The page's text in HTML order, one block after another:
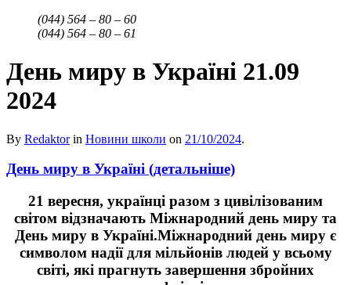
(044) 564 – 80 – 60
(044) 564 – 80 – 61
День миру в Україні 21.09
2024
By Redaktor in Новини школи on 21/10/2024.
День миру в Україні (детальніше)
21 вересня, українці разом з цивілізованим
світом відзначають Міжнародний день миру та
День миру в Україні.Міжнародний день миру є
символом надії для мільйонів людей у всьому
світі, які прагнуть завершення збройних